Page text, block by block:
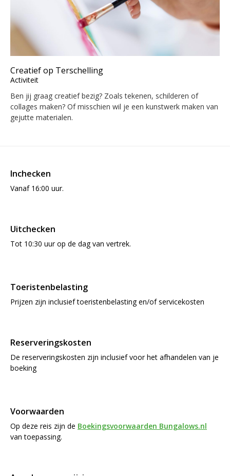
Creatief op Terschelling
Activiteit
Ben jij graag creatief bezig? Zoals tekenen, schilderen of
collages maken? Of misschien wil je een kunstwerk maken van
gejutte materialen.
Inchecken
Vanaf 16:00 uur.
Uitchecken
Tot 10:30 uur op de dag van vertrek.
Toeristenbelasting
Prijzen zijn inclusief toeristenbelasting en/of servicekosten
Reserveringskosten
De reserveringskosten zijn inclusief voor het afhandelen van je
boeking
Voorwaarden
Op deze reis zijn de Boekingsvoorwaarden Bungalows.nl
van toepassing.